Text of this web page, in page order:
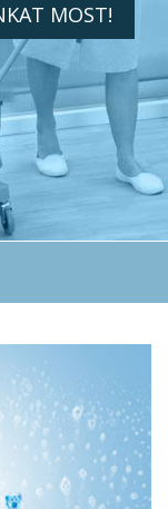
MOST!